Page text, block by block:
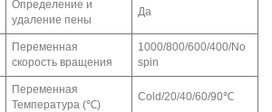
Определение и
удаление пены
Да
Переменная
скорость вращения
1000/800/600/400/No
spin
Переменная
Температура (℃)
Cold/20/40/60/90℃